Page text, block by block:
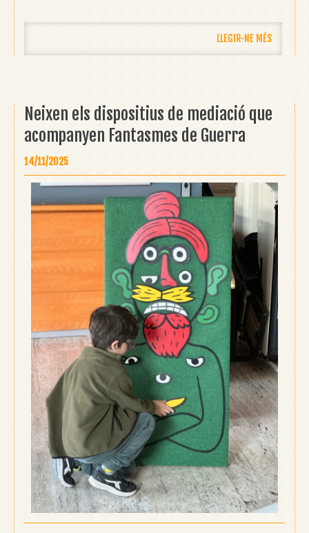
LLEGIR-NE MÉS
Neixen els dispositius de mediació que
acompanyen Fantasmes de Guerra
14/11/2025